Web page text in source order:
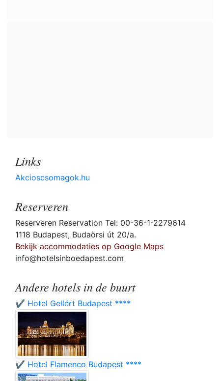
Links
Akcioscsomagok.hu
Reserveren
Reserveren Reservation Tel: 00-36-1-2279614
1118 Budapest, Budaörsi út 20/a.
Bekijk accommodaties op Google Maps
info@hotelsinboedapest.com
Andere hotels in de buurt
✔️ Hotel Gellért Budapest ****
✔️ Hotel Flamenco Budapest ****